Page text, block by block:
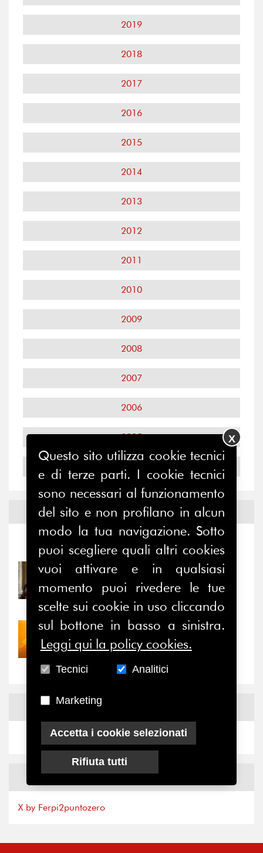
2019
2018
2017
2016
2015
2014
2013
2012
2011
2010
2009
2008
2007
2006
2005
Notizie edEventi
Eventi
31/07/2026
Prima della pausa estiva,
il valore di...
30/07/2026
Nove anni dopo la
News
NewsX
X by Ferpi2puntozero
Questo sito utilizza cookie tecnici
e di terze parti. I cookie tecnici
sono necessari al funzionamento
del sito e non profilano in alcun
modo la tua navigazione. Sotto
puoi scegliere quali altri cookies
vuoi attivare e in qualsiasi
momento puoi rivedere le tue
scelte sui cookie in uso cliccando
sul bottone in basso a sinistra.
Leggi qui la policy cookies.
Tecnici Analitici
Marketing
Accetta i cookie selezionati
Rifiuta tutti
X